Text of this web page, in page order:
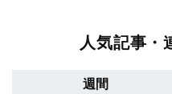
人気記事・
週間